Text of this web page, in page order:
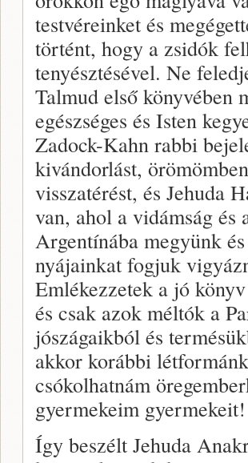
testvéreinket és
történt, hogy a zsidók
tenyésztésével. Ne
Talmud első könyvében
egészséges és Isten
Zadock-Kahn rabbi
kivándorlást,
visszatérést, és Jehuda
van, ahol a vidámság
Argentínába megyünk
nyájainkat fogjuk
Emlékezzetek a jó
és csak azok méltók a
jószágaikból és
akkor korábbi
csókolhatnám
gyermekeim gyermekeit!
Így beszélt Jehuda